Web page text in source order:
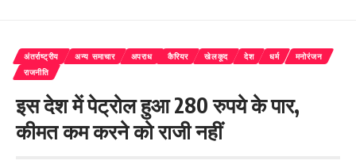
अंतर्राष्ट्रीय अन्य समाचार अपराध कैरियर खेलकूद देश धर्म
मनोरंजन
राजनीति
इस देश में पेट्रोल हुआ 280 रुपये के पार,
कीमत कम करने को राजी नहीं